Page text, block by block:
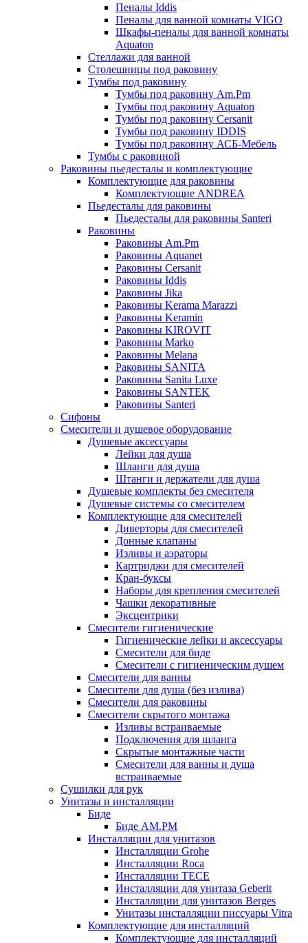
Пеналы Iddis
Пеналы для ванной комнаты VIGO
Шкафы-пеналы для ванной комнаты
Aquaton
Стеллажи для ванной
Столешницы под раковину
Тумбы под раковину
Тумбы под раковину Am.Pm
Тумбы под раковину Aquaton
Тумбы под раковину Cersanit
Тумбы под раковину IDDIS
Тумбы под раковину АСБ-Мебель
Тумбы с раковиной
Раковины пьедесталы и комплектующие
Комплектующие для раковины
Комплектующие ANDREA
Пьедесталы для раковины
Пьедесталы для раковины Santeri
Раковины
Раковины Am.Pm
Раковины Aquanet
Раковины Cersanit
Раковины Iddis
Раковины Jika
Раковины Kerama Marazzi
Раковины Keramin
Раковины KIROVIT
Раковины Marko
Раковины Melana
Раковины SANITA
Раковины Sanita Luxe
Раковины SANTEK
Раковины Santeri
Сифоны
Смесители и душевое оборудование
Душевые аксессуары
Лейки для душа
Шланги для душа
Штанги и держатели для душа
Душевые комплекты без смесителя
Душевые системы со смесителем
Комплектующие для смесителей
Диверторы для смесителей
Донные клапаны
Изливы и аэраторы
Картриджи для смесителей
Кран-буксы
Наборы для крепления смесителей
Чашки декоративные
Эксцентрики
Смесители гигиенические
Гигиенические лейки и аксессуары
Смесители для биде
Смесители с гигиеническим душем
Смесители для ванны
Смесители для душа (без излива)
Смесители для раковины
Смесители скрытого монтажа
Изливы встраиваемые
Подключения для шланга
Скрытые монтажные части
Смесители для ванны и душа
встраиваемые
Сушилки для рук
Унитазы и инсталляции
Биде
Биде AM.PM
Инсталляции для унитазов
Инсталляции Grohe
Инсталляции Roca
Инсталляции TECE
Инсталляции для унитаза Geberit
Инсталляции для унитазов Berges
Унитазы инсталляции писсуары Vitra
Комплектующие для инсталляций
Комплектующие для инсталляций